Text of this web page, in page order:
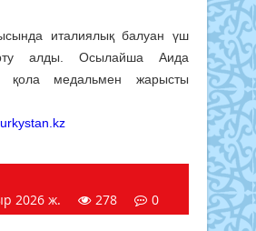
италиялық балуан үш
алды. Осылайша Аида
қола медальмен жарысты
2026 ж.
278 0